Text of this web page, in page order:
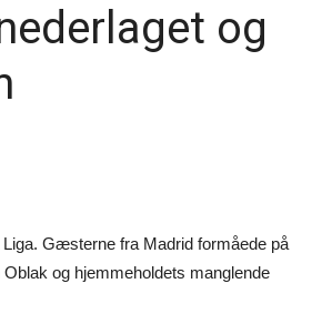
og
Gæsterne fra Madrid formåede på
og hjemmeholdets manglende